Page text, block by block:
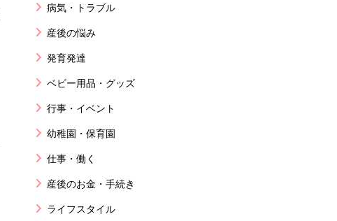
病気・トラブル
産後の悩み
発育発達
ベビー用品・グッズ
行事・イベント
幼稚園・保育園
仕事・働く
産後のお金・手続き
ライフスタイル